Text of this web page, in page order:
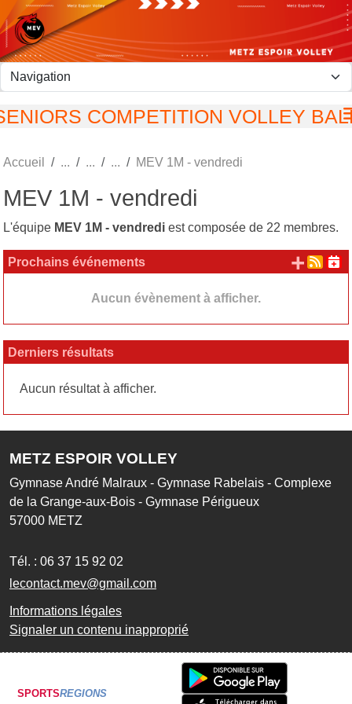
COMPETITION VOLLEY
Accueil MEV 1M - vendredi
MEV 1M - vendredi
L'équipe MEV 1M - vendredi est composée de 22 membres.
Prochains événements
Aucun évènement à afficher.
+
Derniers résultats
Aucun résultat à afficher.
METZ ESPOIR VOLLEY
Gymnase André Malraux - Gymnase Rabelais - Complexe
de la Grange-aux-Bois - Gymnase Périgueux
57000 METZ
Tél. : 06 37 15 92 02
lecontact.mev@gmail.com
Informations légales
Signaler un contenu inapproprié
SPORTSREGIONS
Panneau de gestion des cookies